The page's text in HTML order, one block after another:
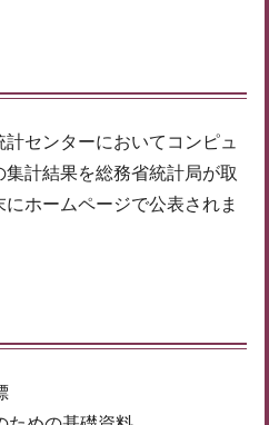
センターにおいてコンピュ
計結果を総務省統計局が取
ホームページで公表されま